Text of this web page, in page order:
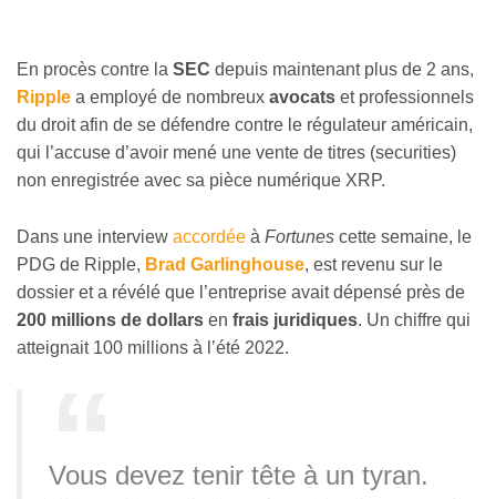
En procès contre la SEC depuis maintenant plus de 2 ans,
Ripple a employé de nombreux avocats et professionnels
du droit afin de se défendre contre le régulateur américain,
qui l’accuse d’avoir mené une vente de titres (securities)
non enregistrée avec sa pièce numérique XRP.
Dans une interview accordée à Fortunes cette semaine, le
PDG de Ripple, Brad Garlinghouse, est revenu sur le
dossier et a révélé que l’entreprise avait dépensé près de
200 millions de dollars en frais juridiques. Un chiffre qui
atteignait 100 millions à l’été 2022.
Vous devez tenir tête à un tyran.